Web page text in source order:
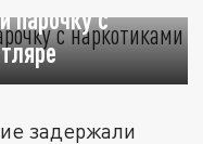
парочку с
задержали